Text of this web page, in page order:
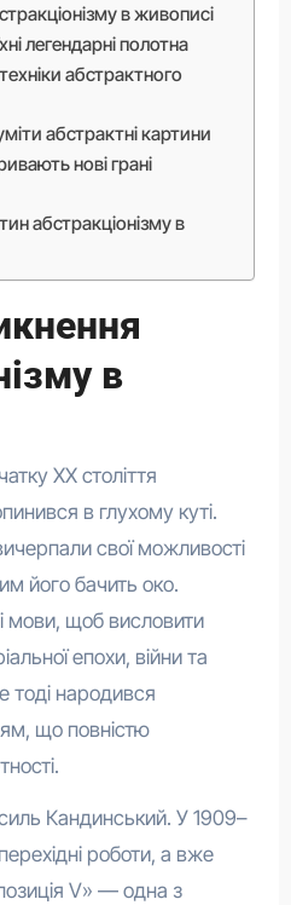
в живописі
легендарні полотна
абстрактного
абстрактні картини
нові грані
абстракціонізму в
в
XX століття
в глухому куті.
свої можливості
його бачить око.
мови, щоб висловити
епохи, війни та
тоді народився
що повністю
Кандинський. У 1909–
роботи, а вже
V» — одна з